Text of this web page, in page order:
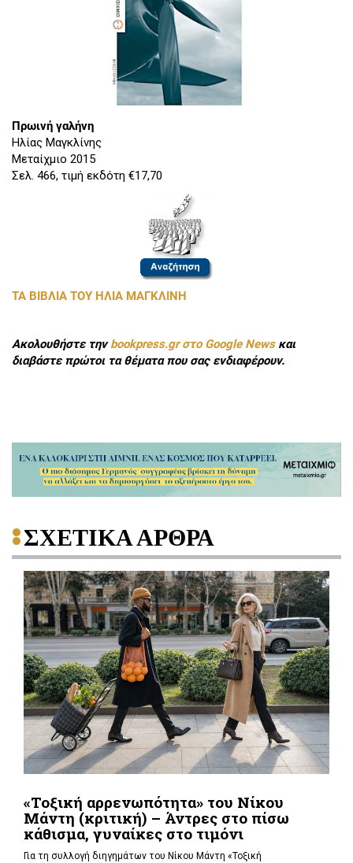
Πρωινή γαλήνη
Ηλίας Μαγκλίνης
Μεταίχμιο 2015
Σελ. 466, τιμή εκδότη €17,70
ΤΑ ΒΙΒΛΙΑ ΤΟΥ ΗΛΙΑ ΜΑΓΚΛΙΝΗ
Ακολουθήστε τηνbookpress.gr στο Google Newsκαι
διαβάστε πρώτοι τα θέματα που σας ενδιαφέρουν.
ΣΧΕΤΙΚΑ ΑΡΘΡΑ
«Τοξική αρρενωπότητα» του Νίκου
Μάντη (κριτική) – Άντρες στο πίσω
κάθισμα, γυναίκες στο τιμόνι
Για τη συλλογή διηγημάτων του Νίκου Μάντη «Τοξική